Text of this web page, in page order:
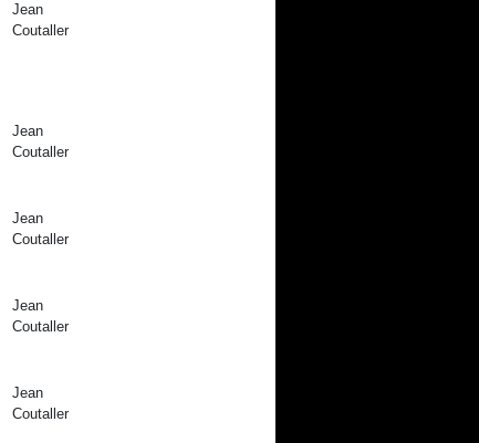
Jean
Coutaller
Jean
Coutaller
Jean
Coutaller
Jean
Coutaller
Jean
Coutaller